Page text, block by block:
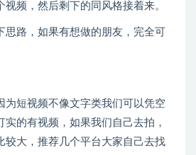
频，然后剩下的同风格接着来。
路，如果有想做的朋友，完全可
为短视频不像文字类我们可以凭空
的有视频，如果我们自己去拍，
较大，推荐几个平台大家自己去找